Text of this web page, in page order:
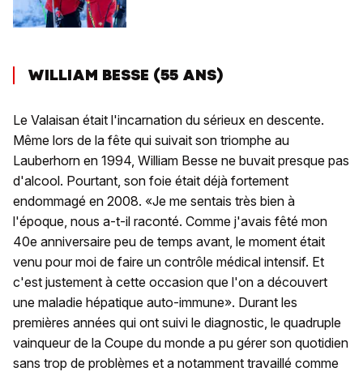
WILLIAM BESSE (55 ANS)
Le Valaisan était l'incarnation du sérieux en descente.
Même lors de la fête qui suivait son triomphe au
Lauberhorn en 1994, William Besse ne buvait presque pas
d'alcool. Pourtant, son foie était déjà fortement
endommagé en 2008. «Je me sentais très bien à
l'époque, nous a-t-il raconté. Comme j'avais fêté mon
40e anniversaire peu de temps avant, le moment était
venu pour moi de faire un contrôle médical intensif. Et
c'est justement à cette occasion que l'on a découvert
une maladie hépatique auto-immune». Durant les
premières années qui ont suivi le diagnostic, le quadruple
vainqueur de la Coupe du monde a pu gérer son quotidien
sans trop de problèmes et a notamment travaillé comme